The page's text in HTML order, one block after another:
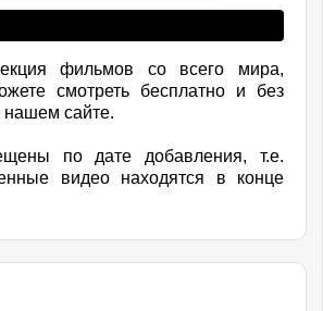
фильмов со всего мира,
смотреть бесплатно и без
нашем сайте.
по дате добавления, т.е.
видео находятся в конце